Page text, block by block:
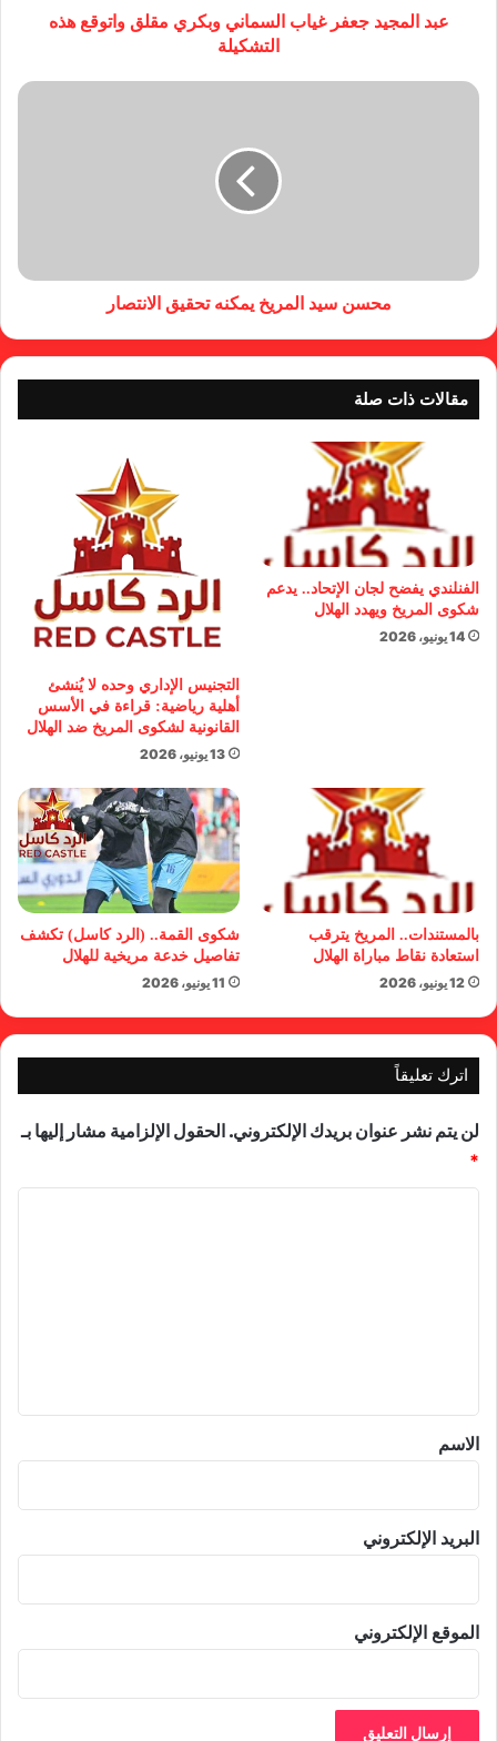
عبد المجيد جعفر غياب السماني وبكري مقلق واتوقع هذه
التشكيلة
محسن سيد المريخ يمكنه تحقيق الانتصار
مقالات ذات صلة
الفنلندي يفضح لجان الإتحاد.. يدعم
شكوى المريخ ويهدد الهلال
14 يونيو، 2026
التجنيس الإداري وحده لا يُنشئ
أهلية رياضية: قراءة في الأسس
القانونية لشكوى المريخ ضد الهلال
13 يونيو، 2026
بالمستندات.. المريخ يترقب
استعادة نقاط مباراة الهلال
12 يونيو، 2026
شكوى القمة.. (الرد كاسل) تكشف
تفاصيل خدعة مريخية للهلال
11 يونيو، 2026
اترك تعليقاً
لن يتم نشر عنوان بريدك الإلكتروني. الحقول الإلزامية مشار إليها بـ
*
*
الاسم
البريد الإلكتروني
الموقع الإلكتروني